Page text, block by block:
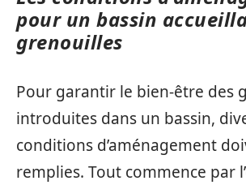
pour un bassin
grenouilles
Pour garantir le bien-être des
introduites dans un bassin,
conditions d’aménagement
remplies. Tout commence par